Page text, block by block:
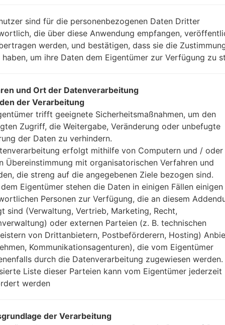
Modell und seine Eigenschaften
LGQ710EM
LG Q Stylus
August, 2018
8.1 millimeter (0.32 Zoll)
160.1 x 77.7 millimeter (6.30 x
171 gramm (6.03 unzen)
Android 8.x Oreo Mirror
4x1.5GHz Cortex-A53 &
sind für die personenbezogenen Daten Dritter
die über diese Anwendung empfangen,
werden, und bestätigen, dass sie die
um ihre Daten dem Eigentümer zur Verfügung zu
und Ort der Datenverarbeitung
der Verarbeitung
trifft geeignete Sicherheitsmaßnahmen, um den
Zugriff, die Weitergabe, Veränderung oder unbefugte
der Daten zu verhindern.
erfolgt mithilfe von Computern und / oder
Übereinstimmung mit organisatorischen Verfahren und
die streng auf die angegebenen Ziele bezogen sind.
Eigentümer stehen die Daten in einigen Fällen einigen
Personen zur Verfügung, die an diesem
sind (Verwaltung, Vertrieb, Marketing, Recht,
oder externen Parteien (z. B. technischen
von Drittanbietern, Postbeförderern, Hosting)
Kommunikationsagenturen), die vom Eigentümer
durch die Datenverarbeitung zugewiesen werden.
Liste dieser Parteien kann vom Eigentümer jederzeit
werden
der Verarbeitung